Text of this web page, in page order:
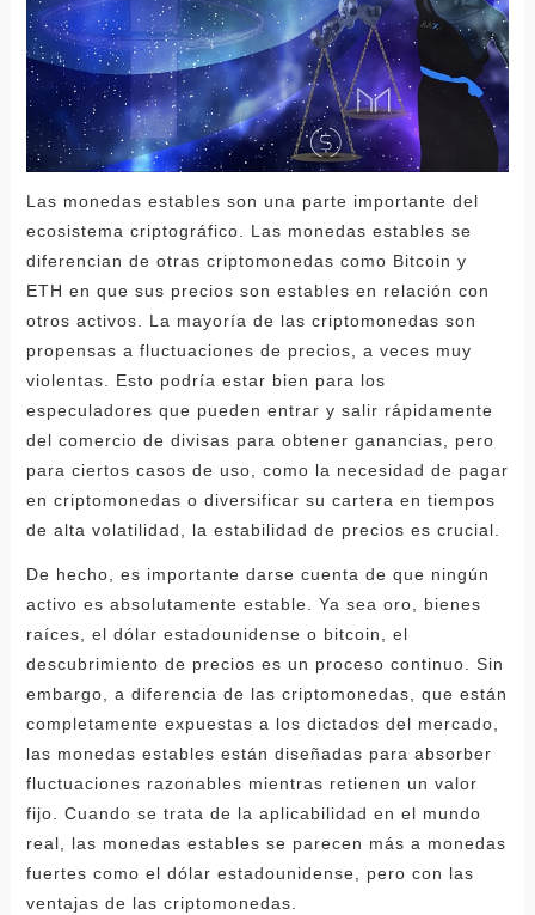
Las monedas estables son una parte importante del
ecosistema criptográfico. Las monedas estables se
diferencian de otras criptomonedas como Bitcoin y
ETH en que sus precios son estables en relación con
otros activos. La mayoría de las criptomonedas son
propensas a fluctuaciones de precios, a veces muy
violentas. Esto podría estar bien para los
especuladores que pueden entrar y salir rápidamente
del comercio de divisas para obtener ganancias, pero
para ciertos casos de uso, como la necesidad de pagar
en criptomonedas o diversificar su cartera en tiempos
de alta volatilidad, la estabilidad de precios es crucial.
De hecho, es importante darse cuenta de que ningún
activo es absolutamente estable. Ya sea oro, bienes
raíces, el dólar estadounidense o bitcoin, el
descubrimiento de precios es un proceso continuo. Sin
embargo, a diferencia de las criptomonedas, que están
completamente expuestas a los dictados del mercado,
las monedas estables están diseñadas para absorber
fluctuaciones razonables mientras retienen un valor
fijo. Cuando se trata de la aplicabilidad en el mundo
real, las monedas estables se parecen más a monedas
fuertes como el dólar estadounidense, pero con las
ventajas de las criptomonedas.